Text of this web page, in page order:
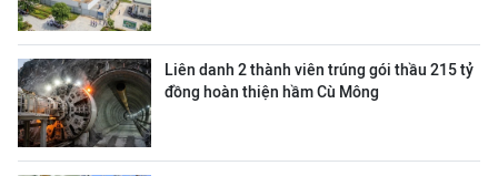
Liên danh 2 thành viên trúng gói thầu 215 tỷ
đồng hoàn thiện hầm Cù Mông